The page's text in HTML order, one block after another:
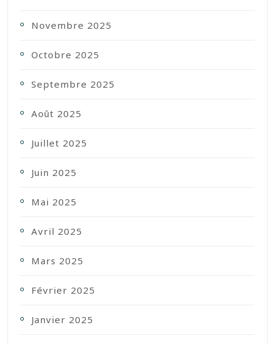
Novembre 2025
Octobre 2025
Septembre 2025
Août 2025
Juillet 2025
Juin 2025
Mai 2025
Avril 2025
Mars 2025
Février 2025
Janvier 2025